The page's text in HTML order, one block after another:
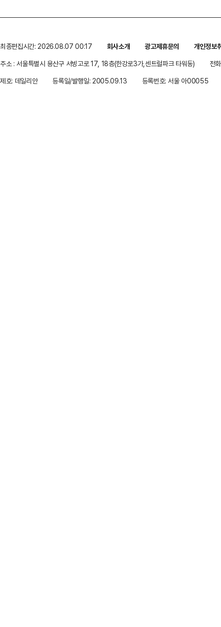
최종편집시간: 2026.08.07 00:17 회사소개 광고제휴문의
개인정보
주소 : 서울특별시 용산구 서빙고로 17, 18층(한강로3가,센트럴파크 타워동)
전
제호: 데일리안
등록일/발행일: 2005.09.13 등록번호: 서울 아00055